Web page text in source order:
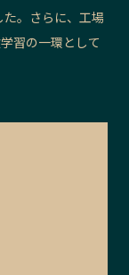
。さらに、工場
習の一環として